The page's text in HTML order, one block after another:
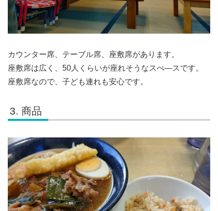
カウンター席、テーブル席、座敷席があります。
座敷席は広く、50人くらいが座れそうなスぺ―スです。
座敷席なので、子ども連れも安心です。
商品